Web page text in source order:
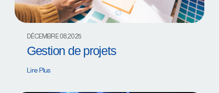
DÉCEMBRE 08,2025
Gestion de projets
Lire Plus